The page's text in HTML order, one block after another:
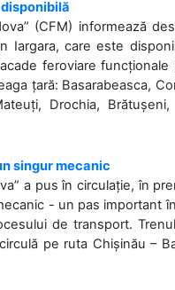
(CFM) informează
Iargara, care este
feroviare
țară: Basarabeasca,
Drochia,
singur mecanic
a pus în circulație, în
- un pas important
de transport.
pe ruta Chișinău –